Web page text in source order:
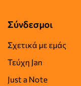
Σύνδεσμοι
Σχετικά με εμάς
Τεύχη Jan
Just a Note